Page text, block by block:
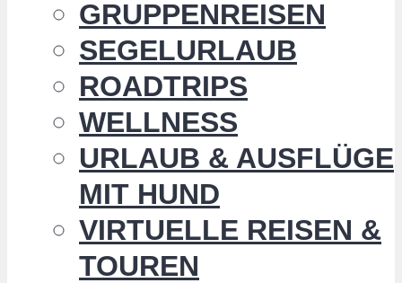
GRUPPENREISEN
SEGELURLAUB
ROADTRIPS
WELLNESS
URLAUB & AUSFLÜGE
MIT HUND
VIRTUELLE REISEN &
TOUREN